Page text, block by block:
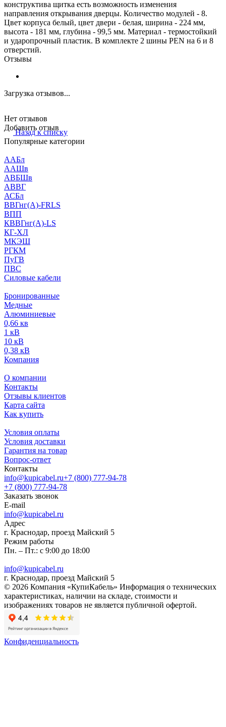
конструктива щитка есть возможность изменения
направления открывания дверцы. Количество модулей - 8.
Цвет корпуса белый, цвет двери - белая, ширина - 224 мм,
высота - 181 мм, глубина - 99,5 мм. Материал - термостойкий
и ударопрочный пластик. В комплекте 2 шины PEN на 6 и 8
отверстий.
Отзывы
Загрузка отзывов...
Нет отзывов
Добавить отзыв
Назад к списку
Популярные категории
ААБл
ААШв
АВБШв
АВВГ
АСБл
ВВГнг(А)-FRLS
ВПП
КВВГнг(А)-LS
КГ-ХЛ
МКЭШ
РГКМ
ПуГВ
ПВС
Силовые кабели
Бронированные
Медные
Алюминиевые
0,66 кв
1 кВ
10 кВ
0,38 кВ
Компания
О компании
Контакты
Отзывы клиентов
Карта сайта
Как купить
Условия оплаты
Условия доставки
Гарантия на товар
Вопрос-ответ
Контакты
info@kupicabel.ru+7 (800) 777-94-78
+7 (800) 777-94-78
Заказать звонок
E-mail
info@kupicabel.ru
Адрес
г. Краснодар, проезд Майский 5
Режим работы
Пн. – Пт.: с 9:00 до 18:00
info@kupicabel.ru
г. Краснодар, проезд Майский 5
© 2026 Компания «КупиКабель» Информация о технических
характеристиках, наличии на складе, стоимости и
изображениях товаров не является публичной офертой.
Конфиденциальность